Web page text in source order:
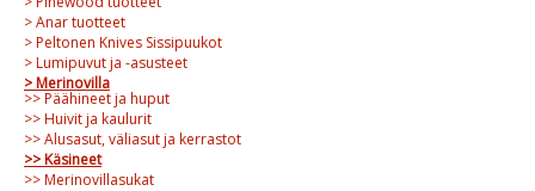
> Anar tuotteet
> Peltonen Knives Sissipuukot
> Lumipuvut ja -asusteet
> Merinovilla
>> Päähineet ja huput
>> Huivit ja kaulurit
>> Alusasut, väliasut ja kerrastot
>> Käsineet
>> Merinovillasukat